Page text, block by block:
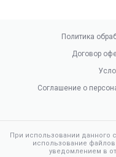
Политика
Договор
Соглашение о
При использовании данного
использование
уведомлением в